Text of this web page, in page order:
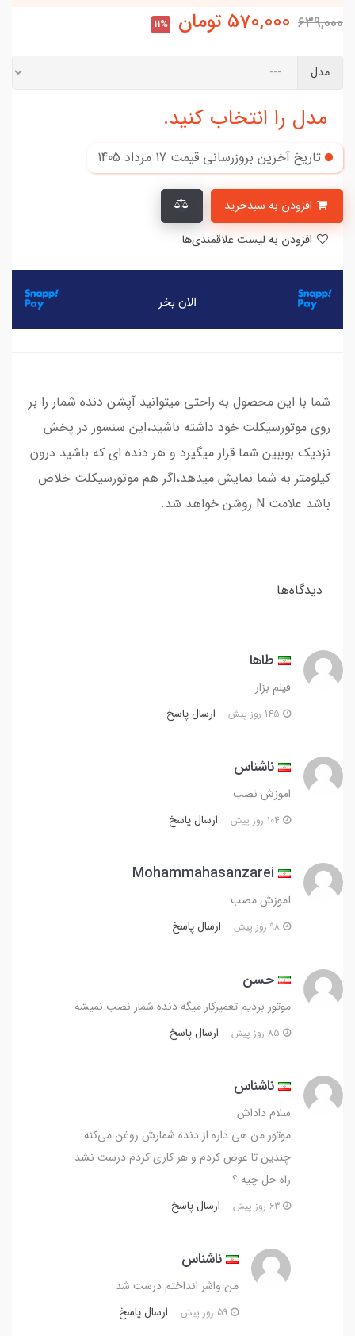
639,000
570,000 تومان 11%
مدل
مدل را انتخاب کنید.
تاریخ آخرین بروزرسانی قیمت 17 مرداد 1405
شما با این محصول به راحتی میتوانید آپشن دنده شمار را بر
روی موتورسیکلت خود داشته باشید،این سنسور در پخش
نزدیک بوببین شما قرار میگیرد و هر دنده ای که باشید درون
کیلومتر به شما نمایش میدهد،اگر هم موتورسیکلت خلاص
باشد علامت N روشن خواهد شد.
دیدگاه‌ها
طاها
فیلم بزار
ارسال پاسخ
ناشناس
اموزش نصب
ارسال پاسخ
Mohammahasanzarei
آموزش مصب
ارسال پاسخ
حسن
موتور بردیم تعمیرکار میگه دنده شمار نصب نمیشه
ارسال پاسخ
ناشناس
سلام داداش
موتور من هی داره از دنده شمارش روغن می‌کنه
چندین تا عوض کردم و هر کاری کردم درست نشد
راه حل چیه ؟
ارسال پاسخ
ناشناس
من واشر انداختم درست شد
ارسال پاسخ